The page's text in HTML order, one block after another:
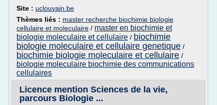
Site : uclouvain.be
Thèmes liés : master recherche biochimie biologie
cellulaire et moleculaire / master en biochimie et
biologie moleculaire et cellulaire / biochimie
biologie moleculaire et cellulaire genetique /
biochimie biologie moleculaire et cellulaire /
biologie moleculaire biochimie des communications
cellulaires
Licence mention Sciences de la vie,
parcours Biologie ...